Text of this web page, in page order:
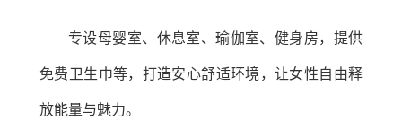
专设母婴室、休息室、瑜伽室、健身房，提供
免费卫生巾等，打造安心舒适环境，让女性自由释
放能量与魅力。